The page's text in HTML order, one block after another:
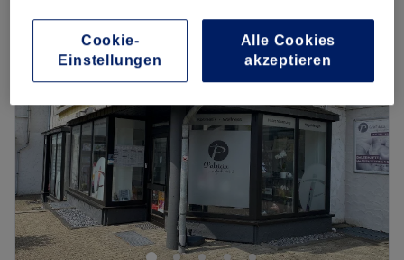
Cookie-
Einstellungen
Alle Cookies
akzeptieren